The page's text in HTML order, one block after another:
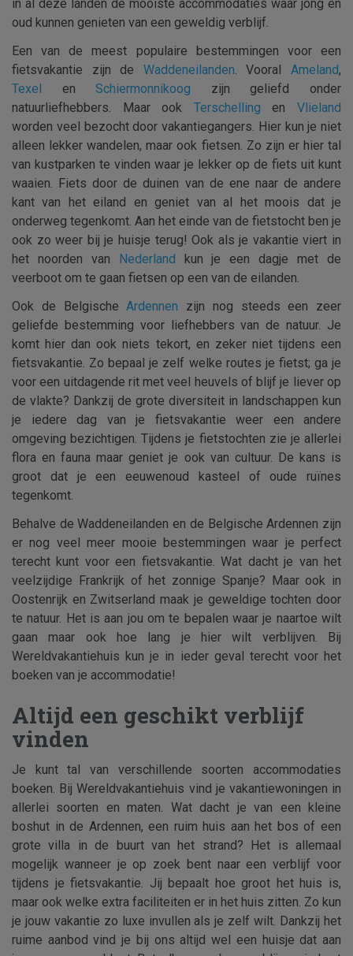
in al deze landen de mooiste accommodaties waar jong en
oud kunnen genieten van een geweldig verblijf.
Een van de meest populaire bestemmingen voor een
fietsvakantie zijn de Waddeneilanden. VooralAmeland,
Texel enSchiermonnikoog zijn geliefd onder
natuurliefhebbers. Maar ook Terschelling enVlieland
worden veel bezocht door vakantiegangers. Hier kun je niet
alleen lekker wandelen, maar ook fietsen. Zo zijn er hier tal
van kustparken te vinden waar je lekker op de fiets uit kunt
waaien. Fiets door de duinen van de ene naar de andere
kant van het eiland en geniet van al het moois dat je
onderweg tegenkomt. Aan het einde van de fietstocht ben je
ook zo weer bij je huisje terug! Ook als je vakantie viert in
het noorden van Nederland kun je een dagje met de
veerboot om te gaan fietsen op een van de eilanden.
Ook de BelgischeArdennen zijn nog steeds een zeer
geliefde bestemming voor liefhebbers van de natuur. Je
komt hier dan ook niets tekort, en zeker niet tijdens een
fietsvakantie. Zo bepaal je zelf welke routes je fietst; ga je
voor een uitdagende rit met veel heuvels of blijf je liever op
de vlakte? Dankzij de grote diversiteit in landschappen kun
je iedere dag van je fietsvakantie weer een andere
omgeving bezichtigen. Tijdens je fietstochten zie je allerlei
flora en fauna maar geniet je ook van cultuur. De kans is
groot dat je een eeuwenoud kasteel of oude ruïnes
tegenkomt.
Behalve de Waddeneilanden en de Belgische Ardennen zijn
er nog veel meer mooie bestemmingen waar je perfect
terecht kunt voor een fietsvakantie. Wat dacht je van het
veelzijdige Frankrijk of het zonnige Spanje? Maar ook in
Oostenrijk en Zwitserland maak je geweldige tochten door
te natuur. Het is aan jou om te bepalen waar je naartoe wilt
gaan maar ook hoe lang je hier wilt verblijven. Bij
Wereldvakantiehuis kun je in ieder geval terecht voor het
boeken van je accommodatie!
Altijd een geschikt verblijf
vinden
Je kunt tal van verschillende soorten accommodaties
boeken. Bij Wereldvakantiehuis vind je vakantiewoningen in
allerlei soorten en maten. Wat dacht je van een kleine
boshut in de Ardennen, een ruim huis aan het bos of een
grote villa in de buurt van het strand? Het is allemaal
mogelijk wanneer je op zoek bent naar een verblijf voor
tijdens je fietsvakantie. Jij bepaalt hoe groot het huis is,
maar ook welke extra faciliteiten er in het huis zitten. Zo kun
je jouw vakantie zo luxe invullen als je zelf wilt. Dankzij het
ruime aanbod vind je bij ons altijd wel een huisje dat aan